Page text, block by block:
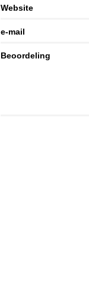
Website
e-mail
Beoordeling